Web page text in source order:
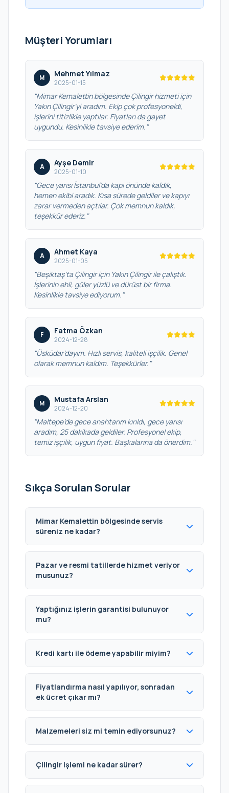
Müşteri Yorumları
M Mehmet Yılmaz
2025-01-15
"Mimar Kemalettin bölgesinde Çilingir hizmeti için
Yakın Çilingir’yi aradım. Ekip çok profesyoneldi,
işlerini titizlikle yaptılar. Fiyatları da gayet
uygundu. Kesinlikle tavsiye ederim."
A Ayşe Demir
2025-01-10
"Gece yarısı İstanbul’da kapı önünde kaldık,
hemen ekibi aradık. Kısa sürede geldiler ve kapıyı
zarar vermeden açtılar. Çok memnun kaldık,
teşekkür ederiz."
A Ahmet Kaya
2025-01-05
"Beşiktaş’ta Çilingir için Yakın Çilingir ile çalıştık.
İşlerinin ehli, güler yüzlü ve dürüst bir firma.
Kesinlikle tavsiye ediyorum."
F Fatma Özkan
2024-12-28
"Üsküdar’dayım. Hızlı servis, kaliteli işçilik. Genel
olarak memnun kaldım. Teşekkürler."
M Mustafa Arslan
2024-12-20
"Maltepe’de gece anahtarım kırıldı, gece yarısı
aradım, 25 dakikada geldiler. Profesyonel ekip,
temiz işçilik, uygun fiyat. Başkalarına da önerdim."
Sıkça Sorulan Sorular
Mimar Kemalettin bölgesinde servis
süreniz ne kadar?
Pazar ve resmi tatillerde hizmet veriyor
musunuz?
Yaptığınız işlerin garantisi bulunuyor
mu?
Kredi kartı ile ödeme yapabilir miyim?
Fiyatlandırma nasıl yapılıyor, sonradan
ek ücret çıkar mı?
Malzemeleri siz mi temin ediyorsunuz?
Çilingir işlemi ne kadar sürer?